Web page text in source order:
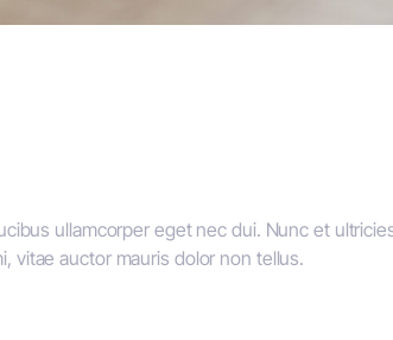
ullamcorper eget nec dui. Nunc et
vitae auctor mauris dolor non tellus.